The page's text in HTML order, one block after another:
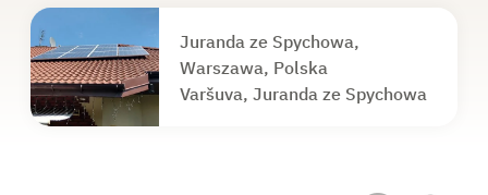
Juranda ze Spychowa,
Warszawa, Polska
Varšuva, Juranda ze Spychowa